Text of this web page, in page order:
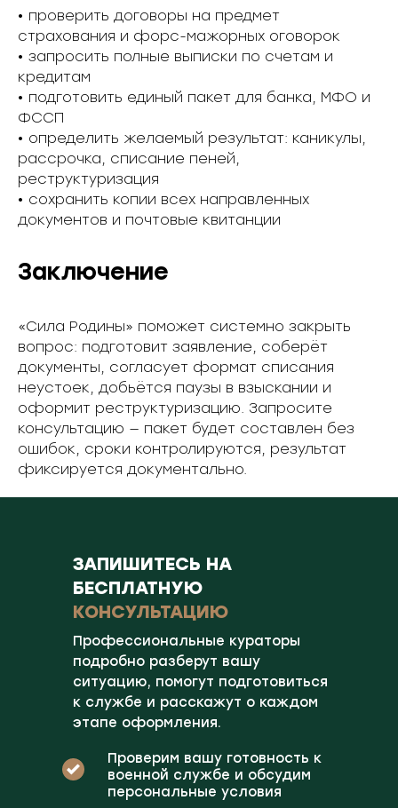
• проверить договоры на предмет
страхования и форс-мажорных оговорок
• запросить полные выписки по счетам и
кредитам
• подготовить единый пакет для банка, МФО и
ФССП
• определить желаемый результат: каникулы,
рассрочка, списание пеней,
реструктуризация
• сохранить копии всех направленных
документов и почтовые квитанции
Заключение
«Сила Родины» поможет системно закрыть
вопрос: подготовит заявление, соберёт
документы, согласует формат списания
неустоек, добьётся паузы в взыскании и
оформит реструктуризацию. Запросите
консультацию — пакет будет составлен без
ошибок, сроки контролируются, результат
фиксируется документально.
ЗАПИШИТЕСЬ НА
БЕСПЛАТНУЮ
КОНСУЛЬТАЦИЮ
Профессиональные кураторы
подробно разберут вашу
ситуацию, помогут подготовиться
к службе и расскажут о каждом
этапе оформления.
Проверим вашу готовность к
военной службе и обсудим
персональные условия